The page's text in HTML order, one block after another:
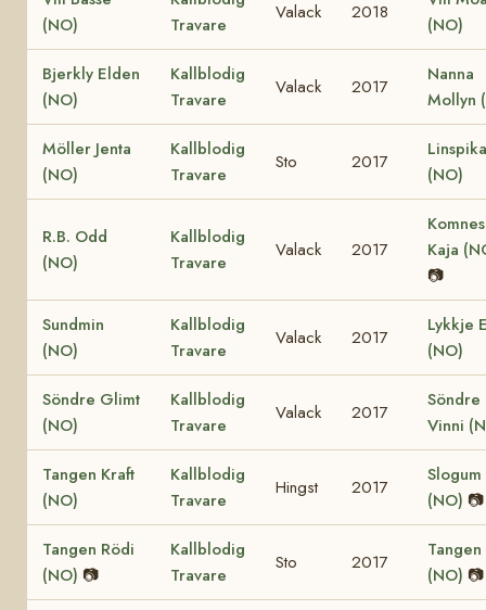
(NO)
Travare
Valack 2018
(NO)
Bjerkly Elden
(NO)
Kallblodig
Travare
Valack 2017
Nanna
Mollyn
Möller Jenta
(NO)
Kallblodig
Travare
Sto 2017
Linspika
(NO)
R.B. Odd
(NO)
Kallblodig
Travare
Valack 2017
Komnes
Kaja
📷
Sundmin
(NO)
Kallblodig
Travare
Valack 2017
Lykkje
(NO)
Söndre Glimt
(NO)
Kallblodig
Travare
Valack 2017
Söndre
Vinni
Tangen Kraft
(NO)
Kallblodig
Travare
Hingst 2017
(NO) 📷
Tangen Rödi
(NO) 📷
Kallblodig
Travare
Sto 2017
(NO) 📷